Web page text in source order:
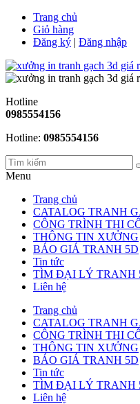
Trang chủ
Giỏ hàng
Đăng ký | Đăng nhập
Hotline
0985554156
Hotline: 0985554156
Menu
Trang chủ
CATALOG TRANH
CÔNG TRÌNH THI
THÔNG TIN XƯỞNG
BÁO GIÁ TRANH 5D
Tin tức
TÌM ĐẠI LÝ TRANH
Liên hệ
Trang chủ
CATALOG TRANH
CÔNG TRÌNH THI
THÔNG TIN XƯỞNG
BÁO GIÁ TRANH 5D
Tin tức
TÌM ĐẠI LÝ TRANH
Liên hệ